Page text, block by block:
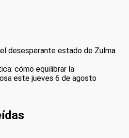
desesperante estado de Zulma
cómo equilibrar la
este jueves 6 de agosto